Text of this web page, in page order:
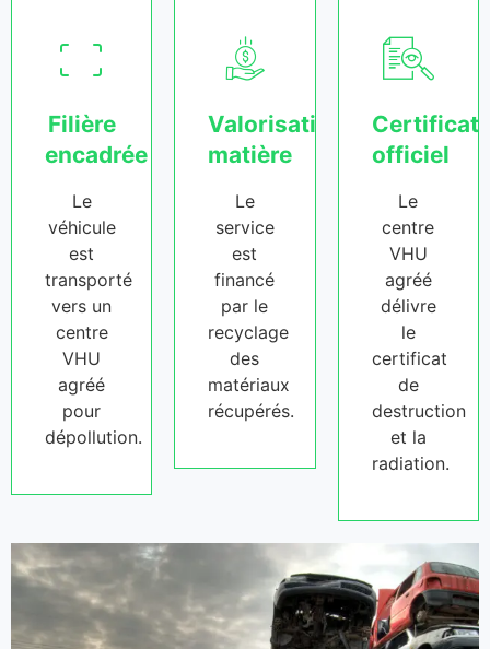
Filière
encadrée
Le
véhicule
est
transporté
vers un
centre
VHU
agréé
pour
dépollution.
Valorisation
matière
Le
service
est
financé
par le
recyclage
des
matériaux
récupérés.
Certificat
officiel
Le
centre
VHU
agréé
délivre
le
certificat
de
destruction
et la
radiation.